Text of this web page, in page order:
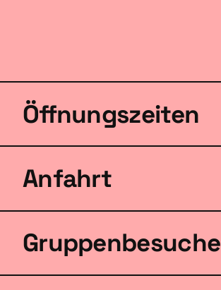
Öffnungszeiten
Anfahrt
Gruppenbesuche